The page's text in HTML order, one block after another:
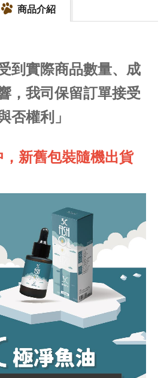
商品介紹
到實際商品數量、成
，我司保留訂單接受
否權利」
新舊包裝隨機出貨